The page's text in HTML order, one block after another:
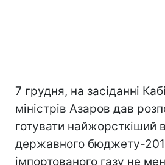
7 грудня, на засіданні
міністрів Азаров дав
готувати найжорсткіший
державного бюджету-
імпортованого газу не